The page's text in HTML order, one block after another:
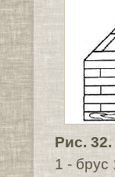
Рис.
1 - брус